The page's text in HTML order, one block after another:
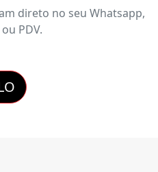
direto no seu Whatsapp,
PDV.